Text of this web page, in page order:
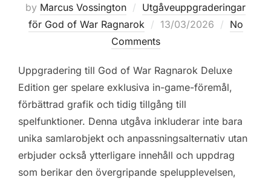
by Marcus Vossington
Utgåveuppgraderingar
för God of War Ragnarok
Posted
on
13/03/2026
No
Comments
Uppgradering till God of War Ragnarok Deluxe
Edition ger spelare exklusiva in-game-föremål,
förbättrad grafik och tidig tillgång till
spelfunktioner. Denna utgåva inkluderar inte bara
unika samlarobjekt och anpassningsalternativ utan
erbjuder också ytterligare innehåll och uppdrag
som berikar den övergripande spelupplevelsen,